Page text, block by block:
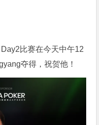
比赛在今天中午12
夺得，祝贺他！